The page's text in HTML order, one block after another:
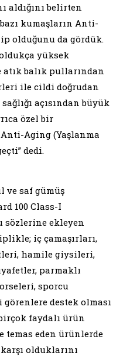
aldığını belirten
kumaşların Anti-
olduğunu da gördük.
yüksek
balık pullarından
ile cildi doğrudan
açısından büyük
özel bir
Anti-Aging (Yaşlanma
dedi.
saf gümüş
100 Class-I
sözlerine ekleyen
iç çamaşırları,
hamile giysileri,
parmaklı
sporcu
destek olması
faydalı ürün
temas eden ürünlerde
olduklarını